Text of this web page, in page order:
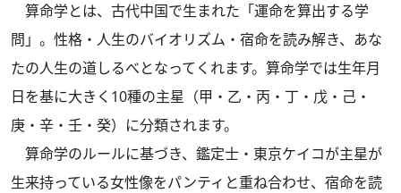
算命学とは、古代中国で生まれた「運命を算出する学
問」。性格・人生のバイオリズム・宿命を読み解き、あな
たの人生の道しるべとなってくれます。算命学では生年月
日を基に大きく10種の主星（甲・乙・丙・丁・戊・己・
庚・辛・壬・癸）に分類されます。
算命学のルールに基づき、鑑定士・東京ケイコが主星が
生来持っている女性像をパンティと重ね合わせ、宿命を読